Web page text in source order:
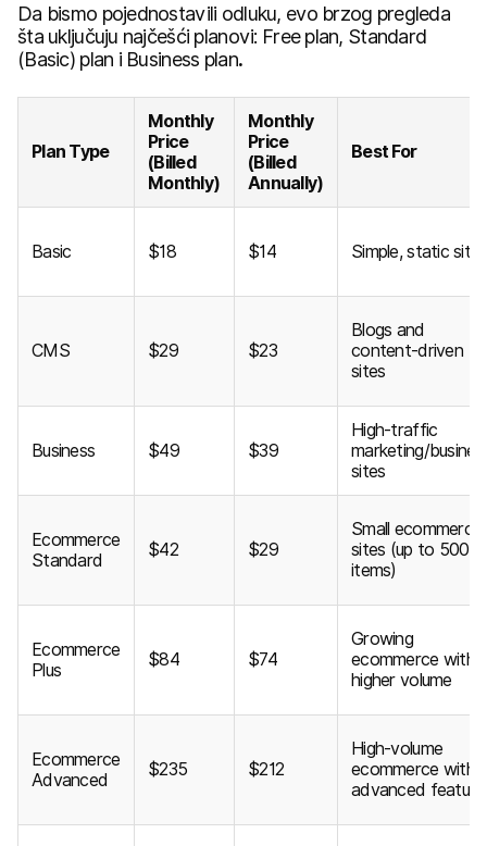
Da bismo pojednostavili odluku, evo brzog pregleda
šta uključuju najčešći planovi: Free plan, Standard
(Basic) plan i Business plan.
Plan Type
Monthly
Price
(Billed
Monthly)
Monthly
Price
(Billed
Annually)
Best For
Basic $18 $14 Simple, static sites
CMS $29 $23
Blogs and
content-driven
sites
Business $49 $39
High-traffic
marketing/
sites
Ecommerce
Standard
$42 $29
Small ecommerce
sites (up to 500
items)
Ecommerce
Plus
$84 $74
Growing
ecommerce with
higher volume
Ecommerce
Advanced
$235 $212
High-volume
ecommerce with
advanced